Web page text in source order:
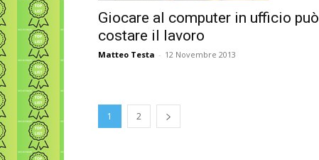
Giocare al computer in ufficio può
costare il lavoro
Matteo Testa - 12 Novembre 2013
1 2